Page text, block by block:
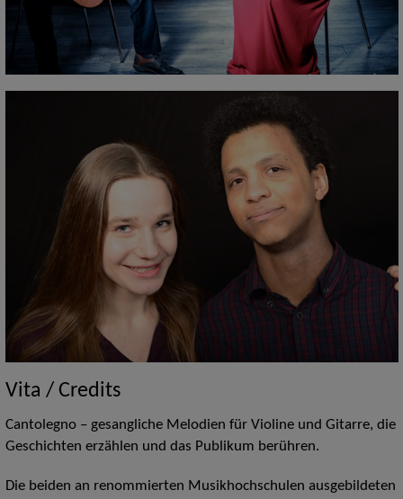
Vita / Credits
Cantolegno – gesangliche Melodien für Violine und Gitarre, die
Geschichten erzählen und das Publikum berühren.
Die beiden an renommierten Musikhochschulen ausgebildeten